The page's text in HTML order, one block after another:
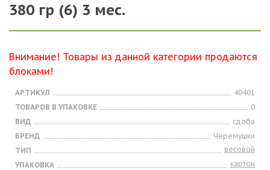
380 гр (6) 3 мес.
Внимание! Товары из данной категории продаются
блоками!
АРТИКУЛ
40401
ТОВАРОВ В УПАКОВКЕ
0
ВИД
сдоба
БРЕНД
Черемушки
ТИП
весовой
УПАКОВКА
картон